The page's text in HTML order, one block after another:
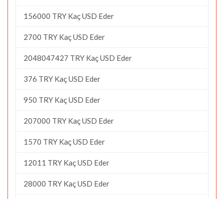
156000 TRY Kaç USD Eder
2700 TRY Kaç USD Eder
2048047427 TRY Kaç USD Eder
376 TRY Kaç USD Eder
950 TRY Kaç USD Eder
207000 TRY Kaç USD Eder
1570 TRY Kaç USD Eder
12011 TRY Kaç USD Eder
28000 TRY Kaç USD Eder